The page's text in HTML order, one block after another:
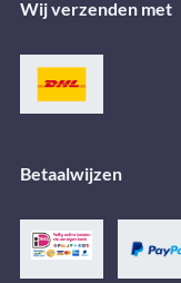
Wij verzenden met
Betaalwijzen